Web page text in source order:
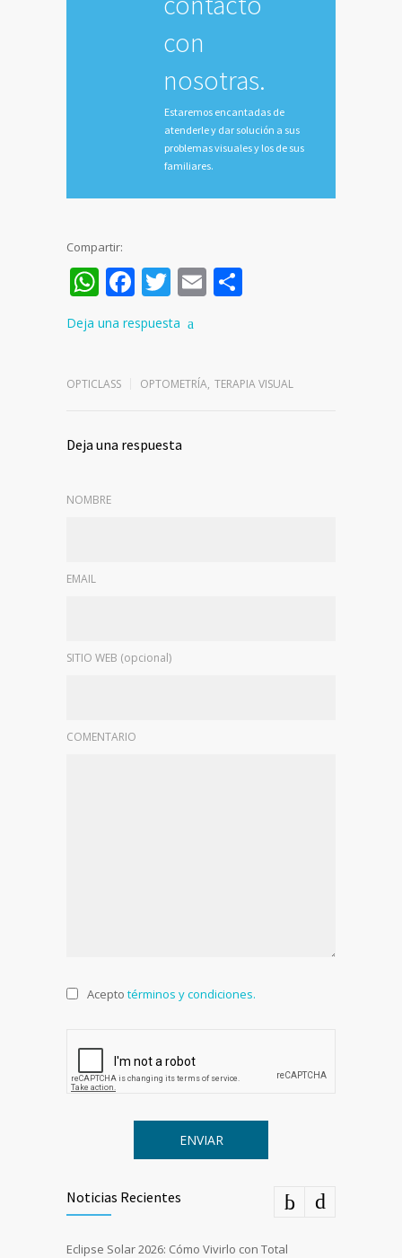
con
nosotras.
Estaremos encantadas de
atenderle y dar solución a sus
problemas visuales y los de sus
familiares.
Compartir:
WhatsApp
Facebook
Twitter
Email
Deja una respuesta
OPTICLASS OPTOMETRÍA, TERAPIA VISUAL
Deja una respuesta
NOMBRE
EMAIL
SITIO WEB (opcional)
COMENTARIO
Acepto términos y condiciones.
Noticias Recientes
Eclipse Solar 2026: Cómo Vivirlo con Total